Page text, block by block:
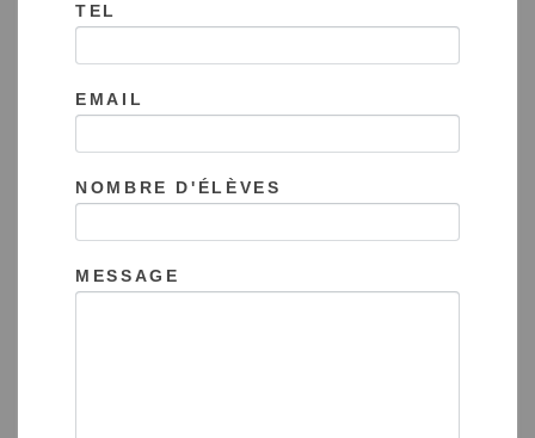
TEL
EMAIL
NOMBRE D'ÉLÈVES
MESSAGE